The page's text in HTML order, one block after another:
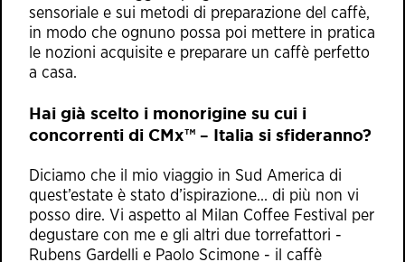
sensoriale e sui metodi di preparazione del caffè,
in modo che ognuno possa poi mettere in pratica
le nozioni acquisite e preparare un caffè perfetto
a casa.
Hai già scelto i monorigine su cui i
concorrenti di CMx™ – Italia si sfideranno?
Diciamo che il mio viaggio in Sud America di
quest’estate è stato d’ispirazione… di più non vi
posso dire. Vi aspetto al Milan Coffee Festival per
degustare con me e gli altri due torrefattori -
Rubens Gardelli e Paolo Scimone - il caffè